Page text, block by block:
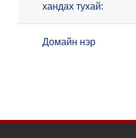
хандах тухай:
Домайн нэр